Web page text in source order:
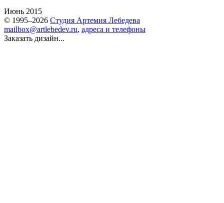
Июнь 2015
© 1995–2026 Студия Артемия Лебедева
mailbox@artlebedev.ru, адреса и телефоны
Заказать дизайн...